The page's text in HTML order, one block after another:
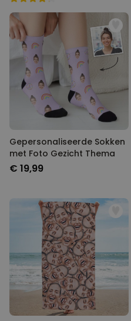
Gepersonaliseerde Sokken
met Foto Gezicht Thema
€ 19,99